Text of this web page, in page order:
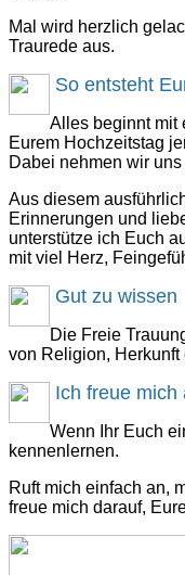
Mal wird herzlich
Traurede aus.
So entsteht
Alles beginnt mit
Eurem Hochzeitstag
Dabei nehmen wir
Aus diesem
Erinnerungen und
unterstütze ich Euch
mit viel Herz,
Gut zu wissen
Die Freie
von Religion,
Ich freue mich
Wenn Ihr Euch
kennenlernen.
Ruft mich einfach an,
freue mich darauf,